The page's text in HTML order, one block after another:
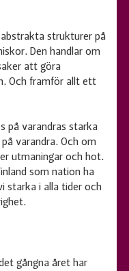
abstrakta strukturer på
Den handlar om
att göra
Och framför allt ett
på varandras starka
varandra. Och om
utmaningar och hot.
som nation ha
starka i alla tider och
gångna året har